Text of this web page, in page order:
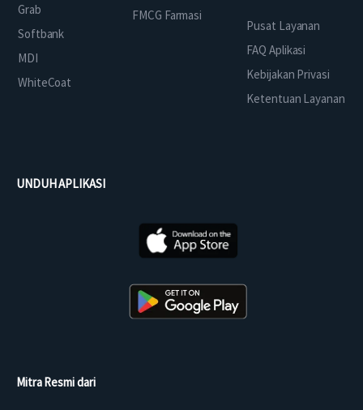
Grab
Softbank
MDI
WhiteCoat
FMCG Farmasi
Pusat Layanan
FAQ Aplikasi
Kebijakan Privasi
Ketentuan Layanan
UNDUH APLIKASI
Mitra Resmi dari